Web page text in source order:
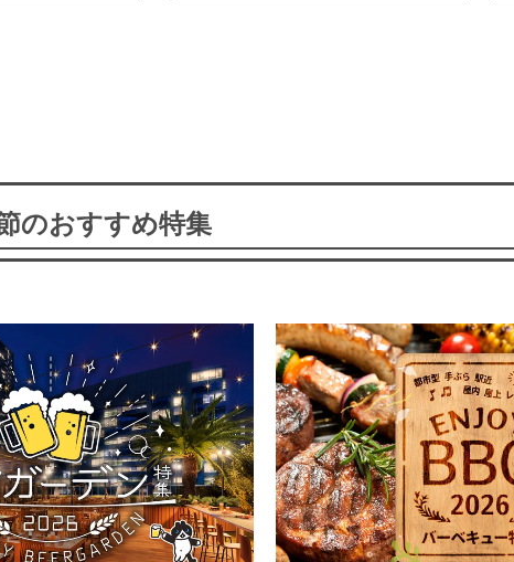
のおすすめ特集